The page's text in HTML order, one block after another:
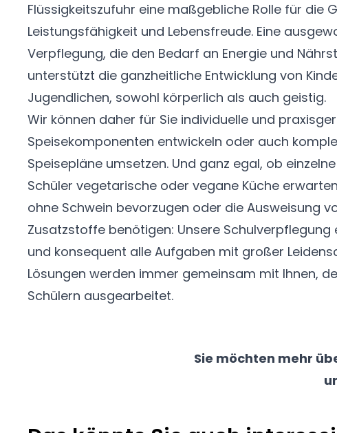
Flüssigkeitszufuhr eine maßgebliche Rolle für die
Leistungsfähigkeit und Lebensfreude. Eine
Verpflegung, die den Bedarf an Energie und
unterstützt die ganzheitliche Entwicklung von
Jugendlichen, sowohl körperlich als auch geistig.
Wir können daher für Sie individuelle und
Speisekomponenten entwickeln oder auch
Speisepläne umsetzen. Und ganz egal, ob
Schüler vegetarische oder vegane Küche
ohne Schwein bevorzugen oder die Ausweisung
Zusatzstoffe benötigen: Unsere Schulverpflegung
und konsequent alle Aufgaben mit großer
Lösungen werden immer gemeinsam mit Ihnen,
Schülern ausgearbeitet.
Sie möchten mehr